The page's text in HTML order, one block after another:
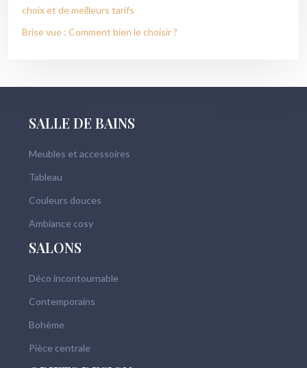
choix et de meilleurs tarifs
Brise vue : Comment bien le choisir ?
SALLE DE BAINS
Meubles et accessoires
Tableau
Couleurs douces
Ambiance cosy
SALONS
Déco incontournable
Contemporains
Bohème
Pièce centrale